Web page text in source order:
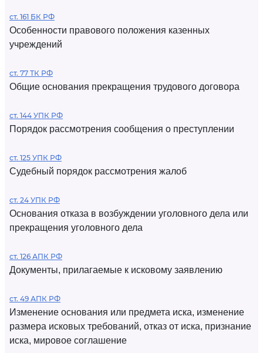
ст. 161 БК РФ
Особенности правового положения казенных
учреждений
ст. 77 ТК РФ
Общие основания прекращения трудового договора
ст. 144 УПК РФ
Порядок рассмотрения сообщения о преступлении
ст. 125 УПК РФ
Судебный порядок рассмотрения жалоб
ст. 24 УПК РФ
Основания отказа в возбуждении уголовного дела или
прекращения уголовного дела
ст. 126 АПК РФ
Документы, прилагаемые к исковому заявлению
ст. 49 АПК РФ
Изменение основания или предмета иска, изменение
размера исковых требований, отказ от иска, признание
иска, мировое соглашение